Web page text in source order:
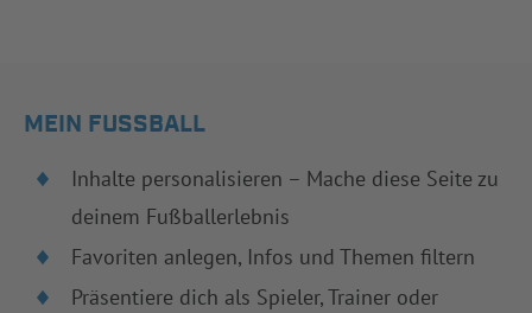
MEIN FUSSBALL
Inhalte personalisieren – Mache diese Seite zu
deinem Fußballerlebnis
Favoriten anlegen, Infos und Themen filtern
Präsentiere dich als Spieler, Trainer oder